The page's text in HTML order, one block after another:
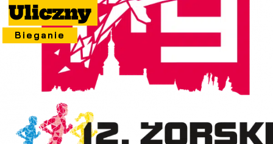
Uliczny
Bieganie